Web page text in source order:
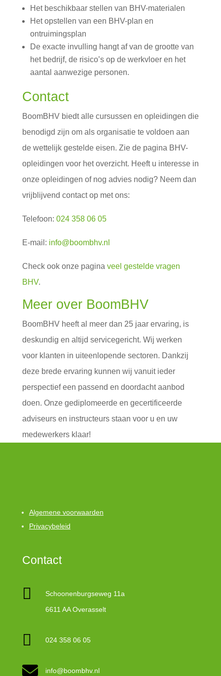
Het beschikbaar stellen van BHV-materialen
Het opstellen van een BHV-plan en
ontruimingsplan
De exacte invulling hangt af van de grootte van
het bedrijf, de risico’s op de werkvloer en het
aantal aanwezige personen.
Contact
BoomBHV biedt alle cursussen en opleidingen die
benodigd zijn om als organisatie te voldoen aan
de wettelijk gestelde eisen. Zie de pagina BHV-
opleidingen voor het overzicht. Heeft u interesse in
onze opleidingen of nog advies nodig? Neem dan
vrijblijvend contact op met ons:
Telefoon: 024 358 06 05
E-mail: info@boombhv.nl
Check ook onze pagina veel gestelde vragen
BHV.
Meer over BoomBHV
BoomBHV heeft al meer dan 25 jaar ervaring, is
deskundig en altijd servicegericht. Wij werken
voor klanten in uiteenlopende sectoren. Dankzij
deze brede ervaring kunnen wij vanuit ieder
perspectief een passend en doordacht aanbod
doen. Onze gediplomeerde en gecertificeerde
adviseurs en instructeurs staan voor u en uw
medewerkers klaar!
Algemene voorwaarden
Privacybeleid
Contact

Schoonenburgseweg 11a
6611 AA Overasselt
 024 358 06 05
 info@boombhv.nl